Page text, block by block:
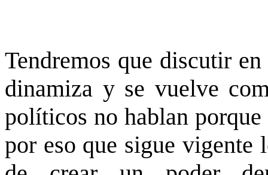
Tendremos que discutir
dinamiza y se vuelve
políticos no hablan
por eso que sigue